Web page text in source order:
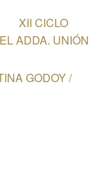
XII CICLO
ADDA. UNIÓN
GODOY /